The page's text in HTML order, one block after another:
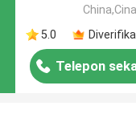
China,Cina
5.0
Telepon